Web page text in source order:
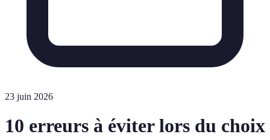
23 juin 2026
10 erreurs à éviter lors du choix